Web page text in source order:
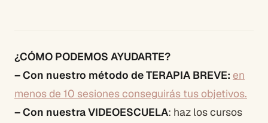
¿CÓMO PODEMOS AYUDARTE?
– Con nuestro método de TERAPIA BREVE: en
menos de 10 sesiones conseguirás tus objetivos.
– Con nuestra VIDEOESCUELA: haz los cursos